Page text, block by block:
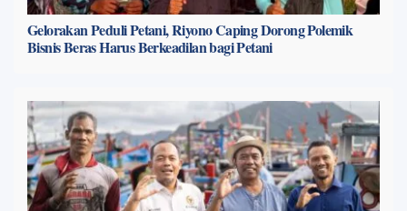
Gelorakan Peduli Petani, Riyono Caping Dorong Polemik
Bisnis Beras Harus Berkeadilan bagi Petani